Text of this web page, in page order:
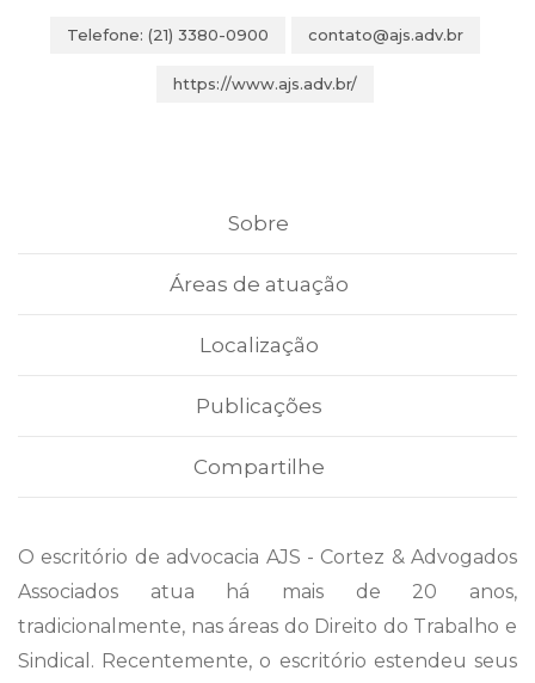
Telefone: (21) 3380-0900 contato@ajs.adv.br
https://www.ajs.adv.br/
Sobre
Áreas de atuação
Localização
Publicações
Compartilhe
O escritório de advocacia AJS - Cortez & Advogados
Associados atua há mais de 20 anos,
tradicionalmente, nas áreas do Direito do Trabalho e
Sindical. Recentemente, o escritório estendeu seus